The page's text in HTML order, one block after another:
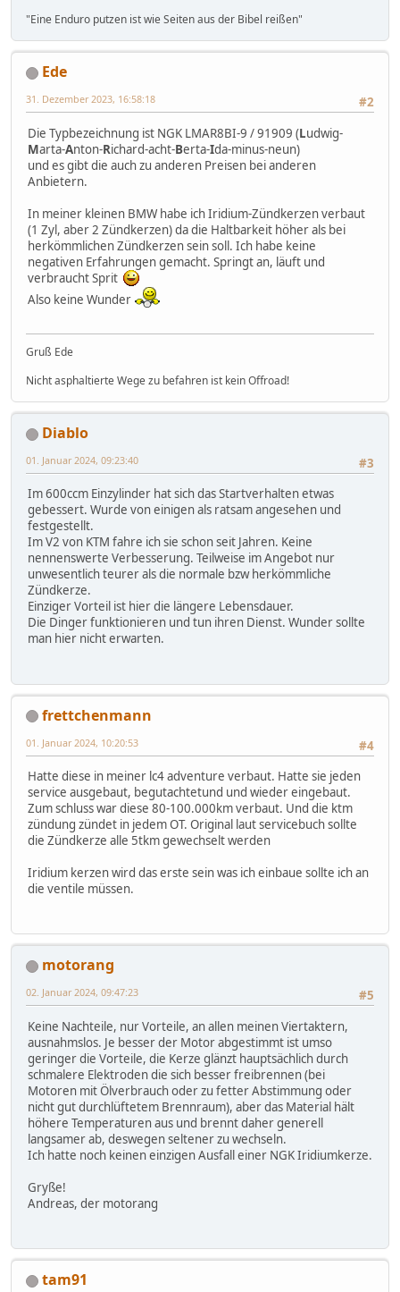
"Eine Enduro putzen ist wie Seiten aus der Bibel reißen"
Ede
#2
31. Dezember 2023, 16:58:18
Die Typbezeichnung ist NGK LMAR8BI-9 / 91909 (Ludwig-
Marta-Anton-Richard-acht-Berta-Ida-minus-neun)
und es gibt die auch zu anderen Preisen bei anderen
Anbietern.
In meiner kleinen BMW habe ich Iridium-Zündkerzen verbaut
(1 Zyl, aber 2 Zündkerzen) da die Haltbarkeit höher als bei
herkömmlichen Zündkerzen sein soll. Ich habe keine
negativen Erfahrungen gemacht. Springt an, läuft und
verbraucht Sprit
Also keine Wunder
Gruß Ede
Nicht asphaltierte Wege zu befahren ist kein Offroad!
Diablo
#3
01. Januar 2024, 09:23:40
Im 600ccm Einzylinder hat sich das Startverhalten etwas
gebessert. Wurde von einigen als ratsam angesehen und
festgestellt.
Im V2 von KTM fahre ich sie schon seit Jahren. Keine
nennenswerte Verbesserung. Teilweise im Angebot nur
unwesentlich teurer als die normale bzw herkömmliche
Zündkerze.
Einziger Vorteil ist hier die längere Lebensdauer.
Die Dinger funktionieren und tun ihren Dienst. Wunder sollte
man hier nicht erwarten.
frettchenmann
#4
01. Januar 2024, 10:20:53
Hatte diese in meiner lc4 adventure verbaut. Hatte sie jeden
service ausgebaut, begutachtetund und wieder eingebaut.
Zum schluss war diese 80-100.000km verbaut. Und die ktm
zündung zündet in jedem OT. Original laut servicebuch sollte
die Zündkerze alle 5tkm gewechselt werden
Iridium kerzen wird das erste sein was ich einbaue sollte ich an
die ventile müssen.
motorang
#5
02. Januar 2024, 09:47:23
Keine Nachteile, nur Vorteile, an allen meinen Viertaktern,
ausnahmslos. Je besser der Motor abgestimmt ist umso
geringer die Vorteile, die Kerze glänzt hauptsächlich durch
schmalere Elektroden die sich besser freibrennen (bei
Motoren mit Ölverbrauch oder zu fetter Abstimmung oder
nicht gut durchlüftetem Brennraum), aber das Material hält
höhere Temperaturen aus und brennt daher generell
langsamer ab, deswegen seltener zu wechseln.
Ich hatte noch keinen einzigen Ausfall einer NGK Iridiumkerze.
Gryße!
Andreas, der motorang
tam91